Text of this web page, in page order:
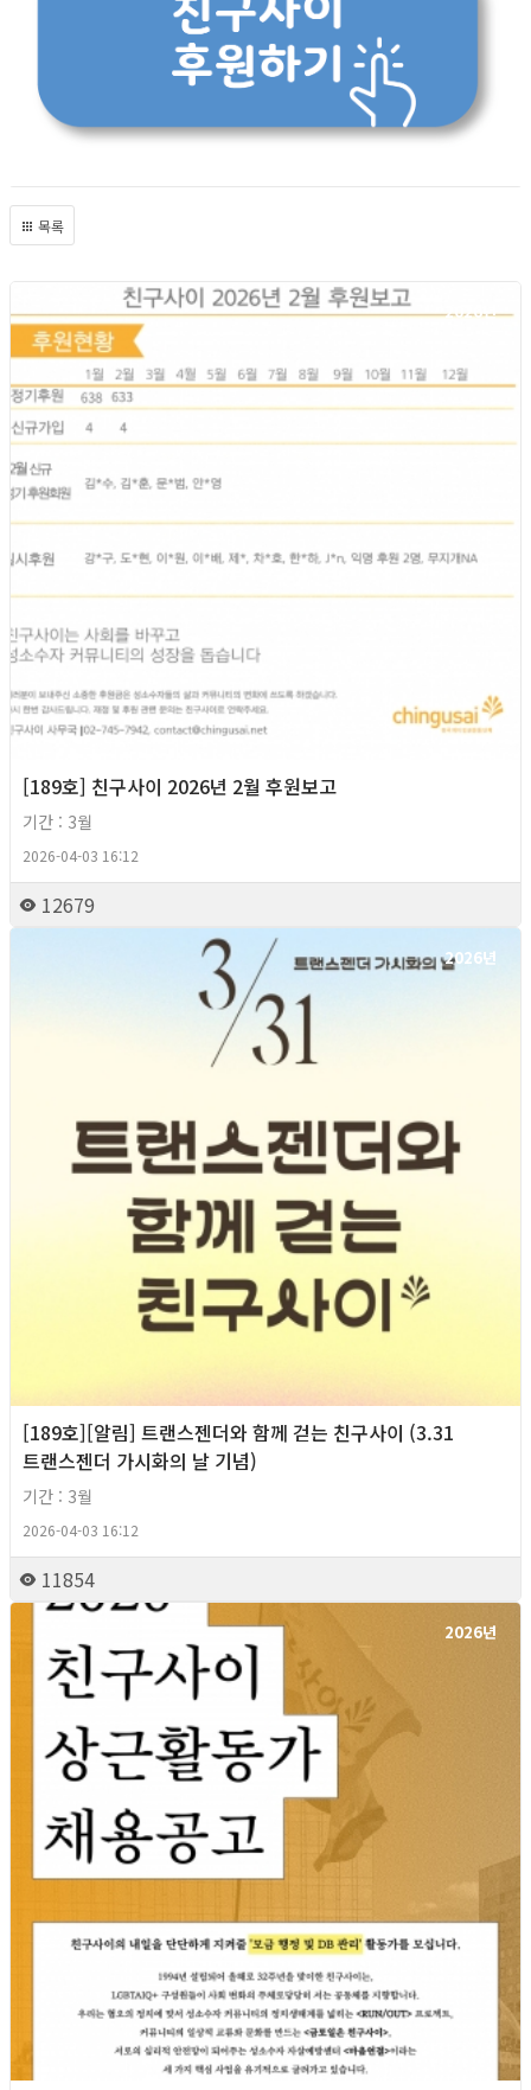
목록
2026년
[189호] 친구사이 2026년 2월 후원보고
기간 : 3월
2026-04-03 16:12
12679
2026년
[189호][알림] 트랜스젠더와 함께 걷는 친구사이 (3.31
트랜스젠더 가시화의 날 기념)
기간 : 3월
2026-04-03 16:12
11854
2026년